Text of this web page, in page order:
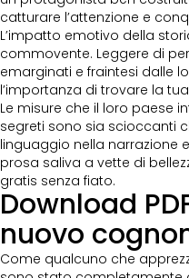
catturare l’attenzione e
L’impatto emotivo della
commovente. Leggere di
emarginati e fraintesi dalle
l’importanza di trovare la
Le misure che il loro paese
segreti sono sia scioccanti
linguaggio nella narrazione
prosa saliva a vette di
gratis senza fiato.
Download
nuovo
Come qualcuno che